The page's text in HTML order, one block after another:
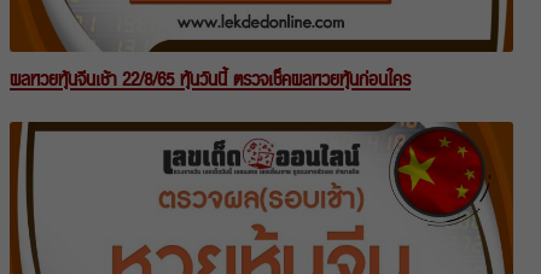
ผลหวยหุ้นจีนเช้า 22/8/65 หุ้นวันนี้ ตรวจเช็คผลหวยหุ้นก่อนใคร